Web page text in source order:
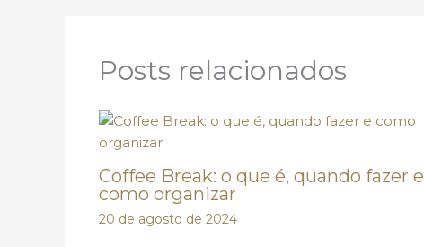
Posts relacionados
Coffee Break: o que é, quando fazer e
como organizar
20 de agosto de 2024